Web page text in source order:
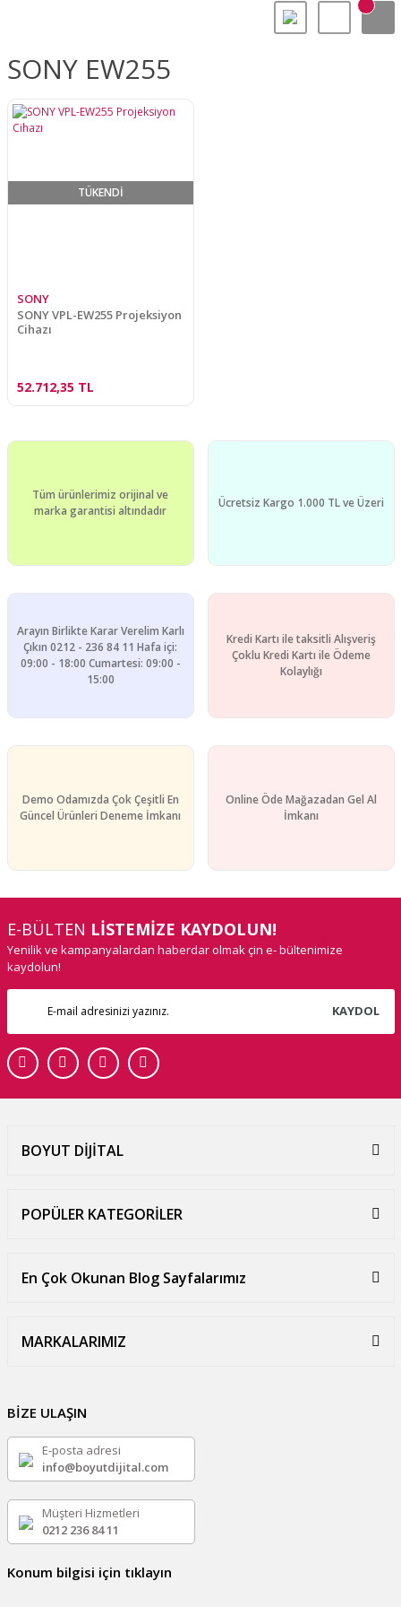
SONY EW255
TÜKENDİ
SONY
SONY VPL-EW255 Projeksiyon
Cihazı
52.712,35 TL
Tüm ürünlerimiz orijinal ve
marka garantisi altındadır
Ücretsiz Kargo 1.000 TL ve Üzeri
Arayın Birlikte Karar Verelim Karlı
Çıkın 0212 - 236 84 11 Hafa içi:
09:00 - 18:00 Cumartesi: 09:00 -
15:00
Kredi Kartı ile taksitli Alışveriş
Çoklu Kredi Kartı ile Ödeme
Kolaylığı
Demo Odamızda Çok Çeşitli En
Güncel Ürünleri Deneme İmkanı
Online Öde Mağazadan Gel Al
İmkanı
E-BÜLTEN LİSTEMİZE KAYDOLUN!
Yenilik ve kampanyalardan haberdar olmak çin e- bültenimize
kaydolun!
KAYDOL
BOYUT DİJİTAL
POPÜLER KATEGORİLER
En Çok Okunan Blog Sayfalarımız
MARKALARIMIZ
BİZE ULAŞIN
E-posta adresi
info@boyutdijital.com
Müşteri Hizmetleri
0212 236 84 11
Konum bilgisi için tıklayın